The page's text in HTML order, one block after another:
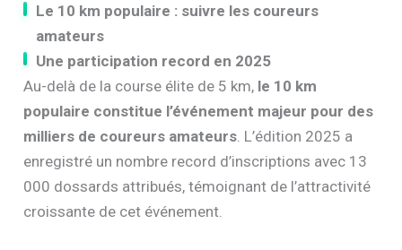
Le 10 km populaire : suivre les coureurs
amateurs
Une participation record en 2025
Au-delà de la course élite de 5 km, le 10 km
populaire constitue l’événement majeur pour des
milliers de coureurs amateurs . L’édition 2025 a
enregistré un nombre record d’inscriptions avec 13
000 dossards attribués, témoignant de l’attractivité
croissante de cet événement.